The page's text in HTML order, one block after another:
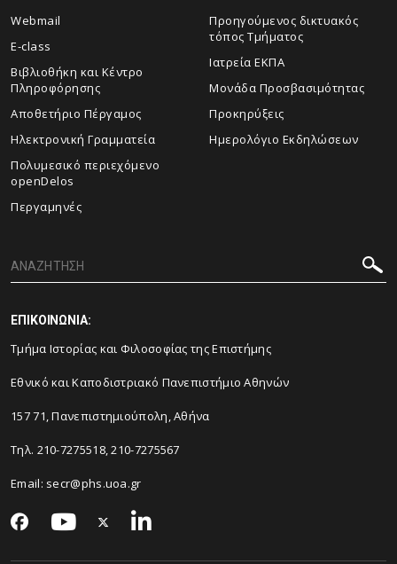
Webmail
E-class
Βιβλιοθήκη και Κέντρο
Πληροφόρησης
Αποθετήριο Πέργαμος
Ηλεκτρονική Γραμματεία
Πολυμεσικό περιεχόμενο
openDelos
Περγαμηνές
Προηγούμενος δικτυακός
τόπος Τμήματος
Ιατρεία ΕΚΠΑ
Μονάδα Προσβασιμότητας
Προκηρύξεις
Ημερολόγιο Εκδηλώσεων
ΕΠΙΚΟΙΝΩΝΙΑ:
Τμήμα Ιστορίας και Φιλοσοφίας της Επιστήμης
Εθνικό και Καποδιστριακό Πανεπιστήμιο Αθηνών
157 71, Πανεπιστημιούπολη, Αθήνα
Τηλ. 210-7275518, 210-7275567
Email: secr@phs.uoa.gr